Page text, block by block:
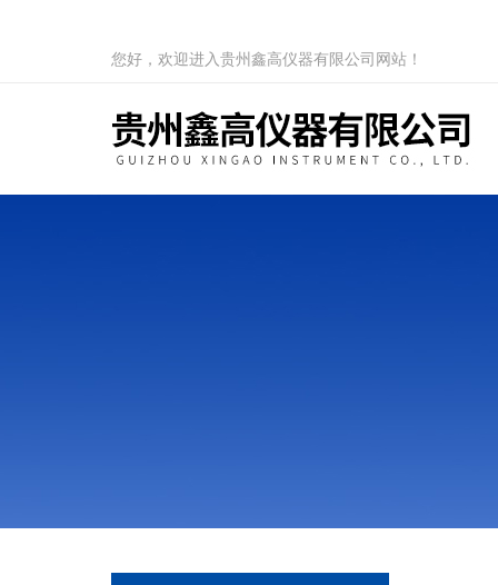
您好，欢迎进入贵州鑫高仪器有限公司网站！